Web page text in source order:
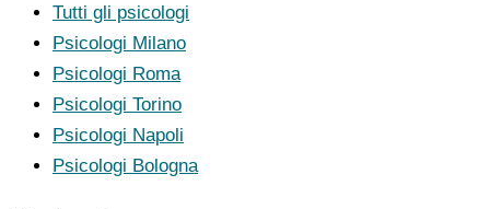
Tutti gli psicologi
Psicologi Milano
Psicologi Roma
Psicologi Torino
Psicologi Napoli
Psicologi Bologna